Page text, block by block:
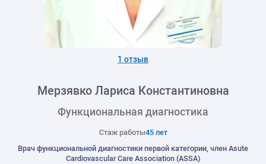
1 отзыв
Мерзявко Лариса Константиновна
Функциональная диагностика
Стаж работы45 лет
Врач функциональной диагностики первой категории, член Asute
Cardiovascular Care Association (ASSA)